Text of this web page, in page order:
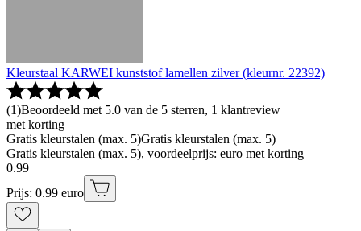
Kleurstaal KARWEI kunststof lamellen zilver (kleurnr. 22392)
(1)Beoordeeld met 5.0 van de 5 sterren, 1 klantreview
met korting
Gratis kleurstalen (max. 5)Gratis kleurstalen (max. 5)
Gratis kleurstalen (max. 5), voordeelprijs: euro met korting
0.99
Prijs: 0.99 euro